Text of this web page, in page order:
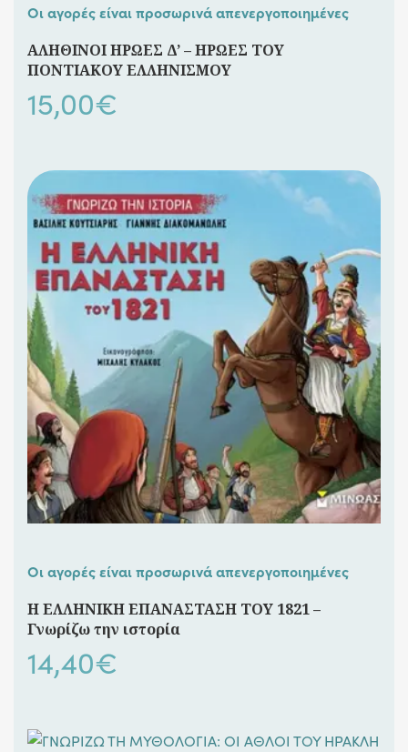
Οι αγορές είναι προσωρινά απενεργοποιημένες
ΑΛΗΘΙΝΟΙ ΗΡΩΕΣ Δ’ – ΗΡΩΕΣ ΤΟΥ
ΠΟΝΤΙΑΚΟΥ ΕΛΛΗΝΙΣΜΟΥ
15,00€
Οι αγορές είναι προσωρινά απενεργοποιημένες
Η ΕΛΛΗΝΙΚΗ ΕΠΑΝΑΣΤΑΣΗ ΤΟΥ 1821 –
Γνωρίζω την ιστορία
14,40€